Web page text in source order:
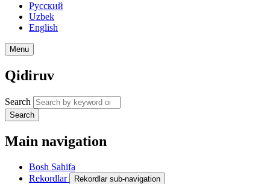
Русский
Uzbek
English
Menu
Qidiruv
Search
Search
Main navigation
Bosh Sahifa
Rekordlar
Rekordlar sub-navigation